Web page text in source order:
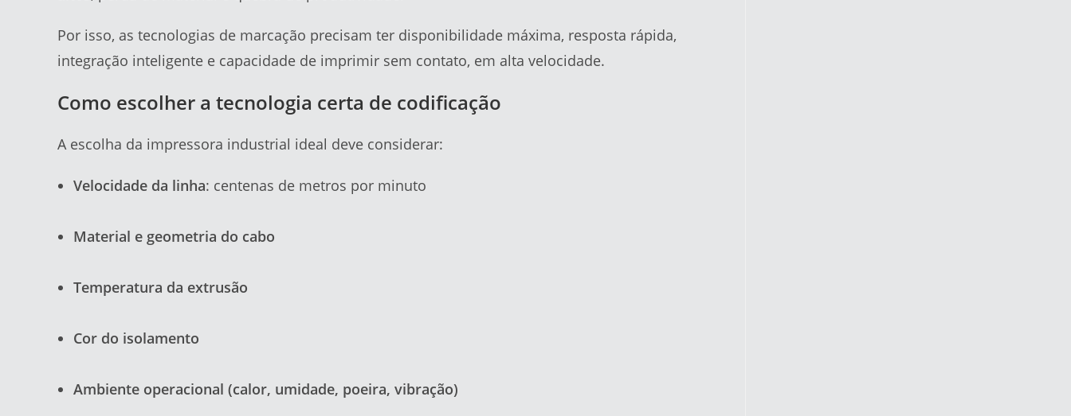
Por isso, as tecnologias de marcação precisam ter disponibilidade máxima, resposta rápida,
integração inteligente e capacidade de imprimir sem contato, em alta velocidade.
Como escolher a tecnologia certa de codificação
A escolha da impressora industrial ideal deve considerar:
Velocidade da linha: centenas de metros por minuto
Material e geometria do cabo
Temperatura da extrusão
Cor do isolamento
Ambiente operacional (calor, umidade, poeira, vibração)